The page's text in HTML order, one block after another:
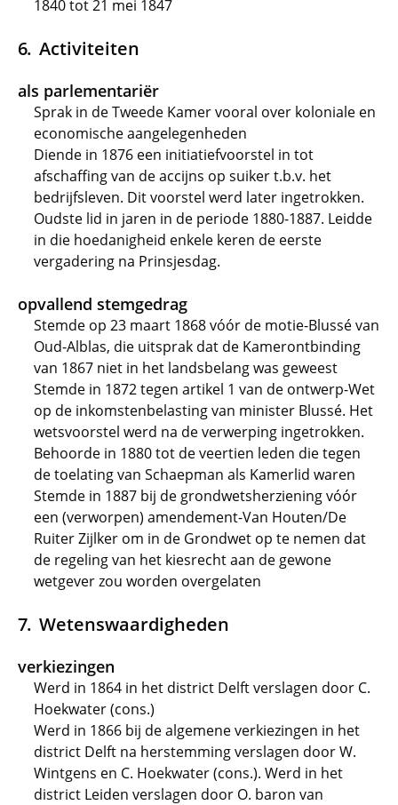
1840 tot 21 mei 1847
Activiteiten
als parlementariër
Sprak in de Tweede Kamer vooral over koloniale en
economische aangelegenheden
Diende in 1876 een initiatiefvoorstel in tot
afschaffing van de accijns op suiker t.b.v. het
bedrijfsleven. Dit voorstel werd later ingetrokken.
Oudste lid in jaren in de periode 1880-1887. Leidde
in die hoedanigheid enkele keren de eerste
vergadering na Prinsjesdag.
opvallend stemgedrag
Stemde op 23 maart 1868 vóór de motie-Blussé van
Oud-Alblas, die uitsprak dat de Kamerontbinding
van 1867 niet in het landsbelang was geweest
Stemde in 1872 tegen artikel 1 van de ontwerp-Wet
op de inkomstenbelasting van minister Blussé. Het
wetsvoorstel werd na de verwerping ingetrokken.
Behoorde in 1880 tot de veertien leden die tegen
de toelating van Schaepman als Kamerlid waren
Stemde in 1887 bij de grondwetsherziening vóór
een (verworpen) amendement-Van Houten/De
Ruiter Zijlker om in de Grondwet op te nemen dat
de regeling van het kiesrecht aan de gewone
wetgever zou worden overgelaten
Wetenswaardigheden
verkiezingen
Werd in 1864 in het district Delft verslagen door C.
Hoekwater (cons.)
Werd in 1866 bij de algemene verkiezingen in het
district Delft na herstemming verslagen door W.
Wintgens en C. Hoekwater (cons.). Werd in het
district Leiden verslagen door O. baron van